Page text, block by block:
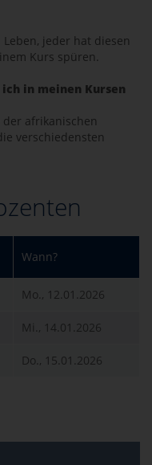
jeder hat diesen
Kurs spüren.
in meinen Kursen
der afrikanischen
verschiedensten
Wann?
Mo., 12.01.2026
Mi., 14.01.2026
Do., 15.01.2026